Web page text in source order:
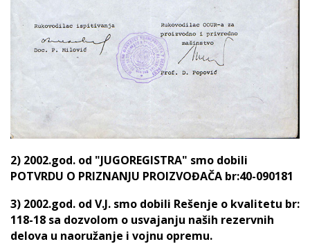
2) 2002.god. od "JUGOREGISTRA" smo dobili
POTVRDU O PRIZNANJU PROIZVOĐAČA br:40-090181
3) 2002.god. od V.J. smo dobili Rešenje o kvalitetu br:
118-18 sa dozvolom o usvajanju naših rezervnih
delova u naoružanje i vojnu opremu.